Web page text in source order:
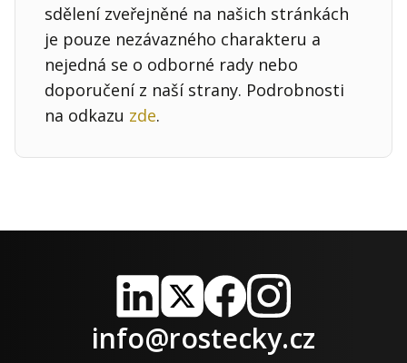
sdělení zveřejněné na našich stránkách
je pouze nezávazného charakteru a
nejedná se o odborné rady nebo
doporučení z naší strany. Podrobnosti
na odkazu zde.
LinkedIn
X FacebookInstagram
info@rostecky.cz